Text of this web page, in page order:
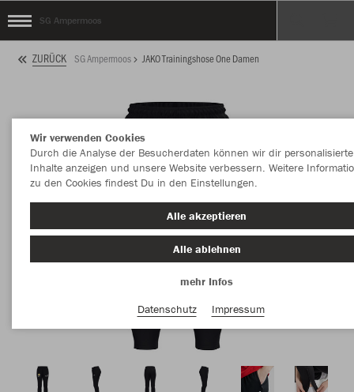
SG Ampermoos
ZURÜCK SG Ampermoos JAKO Trainingshose One Damen
Wir verwenden Cookies
Durch die Analyse der Besucherdaten können wir dir personalisierte
Inhalte anzeigen und unsere Website verbessern. Weitere
zu den Cookies findest Du in den Einstellungen.
Alle akzeptieren
Alle ablehnen
mehr Infos
Datenschutz
Impressum